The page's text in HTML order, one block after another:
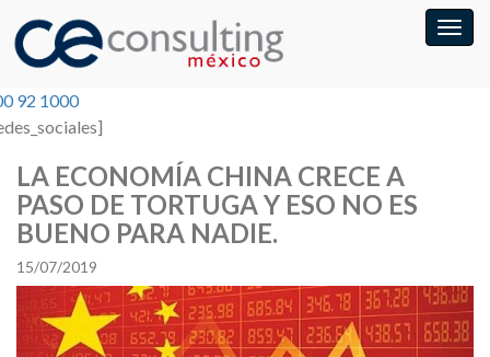
92 1000
LA ECONOMÍA CHINA CRECE A
PASO DE TORTUGA Y ESO NO ES
BUENO PARA NADIE.
15/07/2019